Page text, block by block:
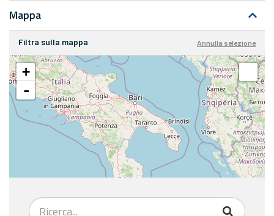
Mappa
Filtra sulla mappa Annulla selezione
+
-